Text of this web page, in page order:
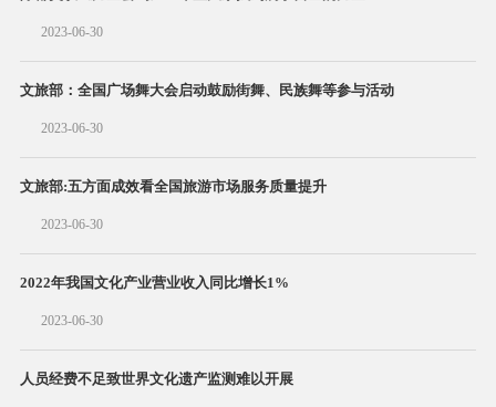
2023-06-30
文旅部：全国广场舞大会启动鼓励街舞、民族舞等参与活动
2023-06-30
文旅部:五方面成效看全国旅游市场服务质量提升
2023-06-30
2022年我国文化产业营业收入同比增长1%
2023-06-30
人员经费不足致世界文化遗产监测难以开展